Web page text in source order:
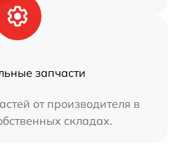
запчасти
от производителя в
складах.